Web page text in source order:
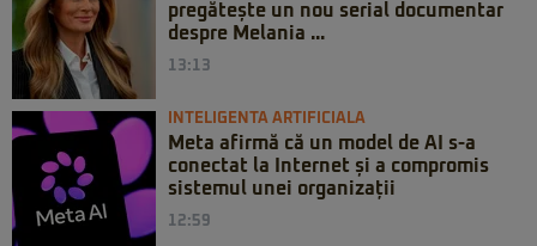
pregătește un nou serial documentar
despre Melania ...
13:13
INTELIGENTA ARTIFICIALA
Meta afirmă că un model de AI s-a
conectat la Internet și a compromis
sistemul unei organizații
12:59